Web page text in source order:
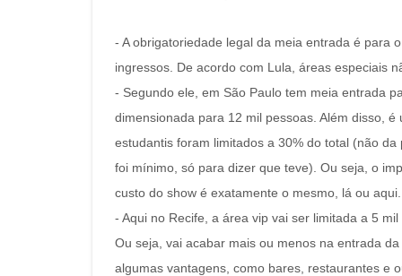
- A obrigatoriedade legal da meia entrada é para
ingressos. De acordo com Lula, áreas especiais
- Segundo ele, em São Paulo tem meia entrada
dimensionada para 12 mil pessoas. Além disso,
estudantis foram limitados a 30% do total (não
foi mínimo, só para dizer que teve). Ou seja, o
custo do show é exatamente o mesmo, lá ou aqui.
- Aqui no Recife, a área vip vai ser limitada a 5
Ou seja, vai acabar mais ou menos na entrada
algumas vantagens, como bares, restaurantes e